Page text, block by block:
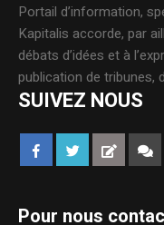
Portail d’information,
Kapitalis accorde, par
débats d’idées et à
publication de tribunes,
SUIVEZ NOUS
Pour nous